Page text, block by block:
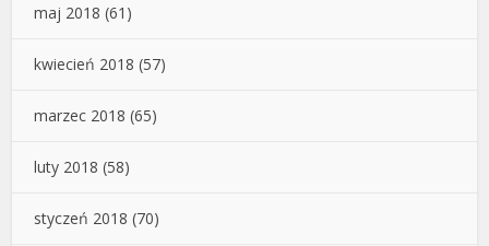
maj 2018 (61)
kwiecień 2018 (57)
marzec 2018 (65)
luty 2018 (58)
styczeń 2018 (70)